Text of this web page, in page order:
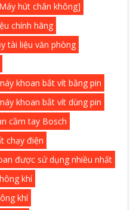
Máy hút chân không]
chính hãng
tài liệu văn phòng
khoan bắt vít bằng pin
khoan bắt vít dùng pin
cầm tay Bosch
chạy điện
được sử dụng nhiều nhất
khí
khí